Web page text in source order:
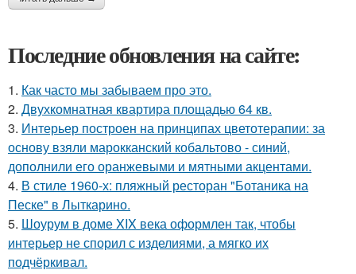
Последние обновления на сайте:
1. Как часто мы забываем про это.
2. Двухкомнатная квартира площадью 64 кв.
3. Интерьер построен на принципах цветотерапии: за
основу взяли марокканский кобальтово - синий,
дополнили его оранжевыми и мятными акцентами.
4. В стиле 1960-х: пляжный ресторан "Ботаника на
Песке" в Лыткарино.
5. Шоурум в доме XIX века оформлен так, чтобы
интерьер не спорил с изделиями, а мягко их
подчёркивал.